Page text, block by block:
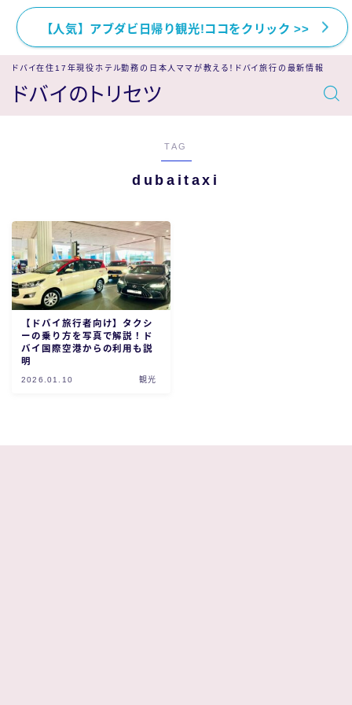
【人気】アブダビ日帰り観光!ココをクリック >>
ドバイのトリセツ
ドバイ在住17年現役ホテル勤務の日本人ママが教える！ドバイ旅行の最新情報
TAG
dubaitaxi
【ドバイ旅行者向け】タクシ
ーの乗り方を写真で解説！ド
バイ国際空港からの利用も説
明
2026.01.10 観光